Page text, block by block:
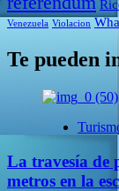
Venezuela Violacion
Te pueden
La travesía de
metros en la